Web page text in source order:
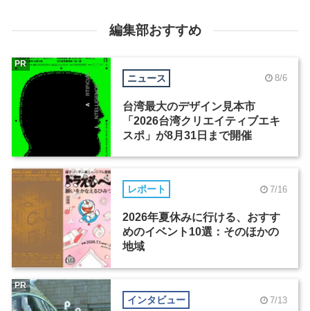
編集部おすすめ
ニュース 8/6
台湾最大のデザイン見本市
「2026台湾クリエイティブエキ
スポ」が8月31日まで開催
PR
レポート 7/16
2026年夏休みに行ける、おすす
めのイベント10選：そのほかの
地域
インタビュー 7/13
PR